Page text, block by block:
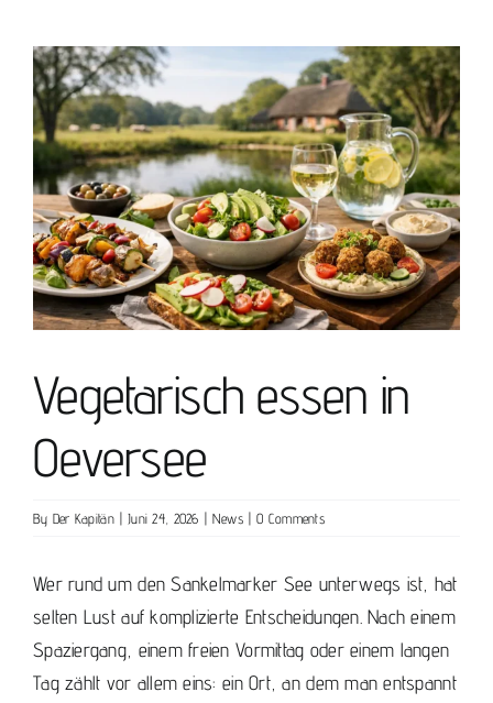
View
Larger
Image
Vegetarisch essen in
Oeversee
By Der Kapitän | Juni 24, 2026 | News | 0 Comments
Wer rund um den Sankelmarker See unterwegs ist, hat
selten Lust auf komplizierte Entscheidungen. Nach einem
Spaziergang, einem freien Vormittag oder einem langen
Tag zählt vor allem eins: ein Ort, an dem man entspannt